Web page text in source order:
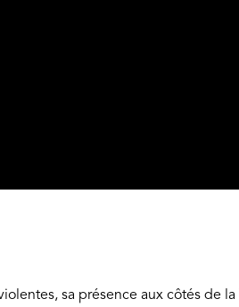
sa présence aux côtés de